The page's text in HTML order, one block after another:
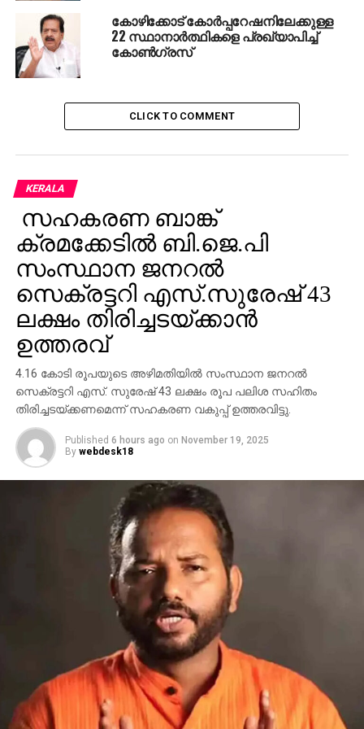
കോഴിക്കോട് കോര്‍പ്പറേഷനിലേക്കുള്ള
22 സ്ഥാനാര്‍ത്ഥികളെ പ്രഖ്യാപിച്ച്
കോണ്‍ഗ്രസ്
CLICK TO COMMENT
KERALA
സഹകരണ ബാങ്ക്
ക്രമക്കേടില്‍ ബി.ജെ.പി
സംസ്ഥാന ജനറല്‍
സെക്രട്ടറി എസ്.സുരേഷ് 43
ലക്ഷം തിരിച്ചടയ്ക്കാന്‍
ഉത്തരവ്
4.16 കോടി രൂപയുടെ അഴിമതിയില്‍ സംസ്ഥാന ജനറല്‍
സെക്രട്ടറി എസ്. സുരേഷ് 43 ലക്ഷം രൂപ പലിശ സഹിതം
തിരിച്ചടയ്ക്കണമെന്ന് സഹകരണ വകുപ്പ് ഉത്തരവിട്ടു.
Published 6 hours ago on November 19, 2025
By webdesk18